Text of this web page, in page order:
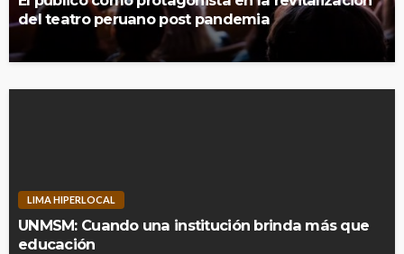
del teatro peruano post pandemia
LIMA HIPERLOCAL
UNMSM: Cuando una institución brinda más que
educación